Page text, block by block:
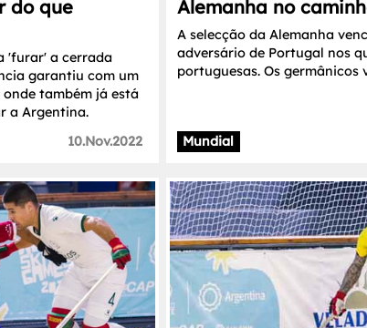
do que
'furar' a cerrada
garantiu com um
também já está
a Argentina.
10.Nov.2022
Alemanha no
A selecção da Alemanha
adversário de Portugal nos
portuguesas. Os germânicos
Mundial